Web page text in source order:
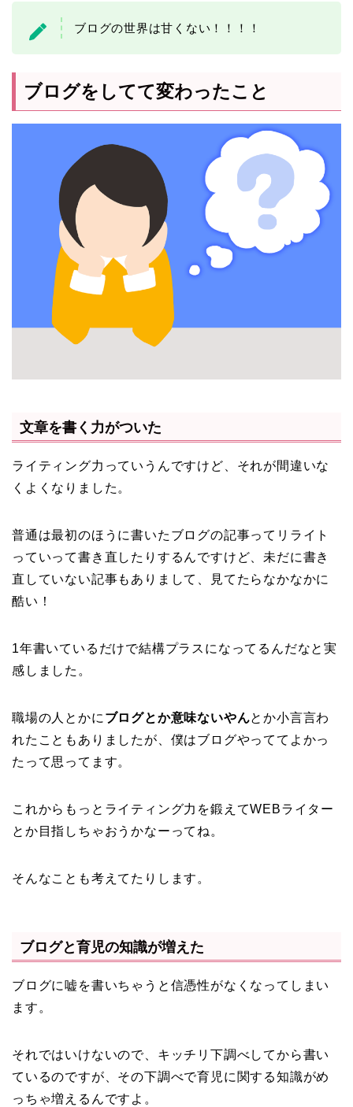
ブログの世界は甘くない！！！！
ブログをしてて変わったこと
文章を書く力がついた
ライティング力っていうんですけど、それが間違いな
くよくなりました。
普通は最初のほうに書いたブログの記事ってリライト
っていって書き直したりするんですけど、未だに書き
直していない記事もありまして、見てたらなかなかに
酷い！
1年書いているだけで結構プラスになってるんだなと実
感しました。
職場の人とかに ブログとか意味ないやんとか小言言わ
れたこともありましたが、僕はブログやっててよかっ
たって思ってます。
これからもっとライティング力を鍛えてWEBライター
とか目指しちゃおうかなーってね。
そんなことも考えてたりします。
ブログと育児の知識が増えた
ブログに嘘を書いちゃうと信憑性がなくなってしまい
ます。
それではいけないので、キッチリ下調べしてから書い
ているのですが、その下調べで育児に関する知識がめ
っちゃ増えるんですよ。